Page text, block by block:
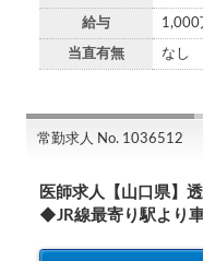
給与 1,000
当直有無 なし
常勤求人 No. 1036512
医師求人【山口県】
◆JR線最寄り駅より